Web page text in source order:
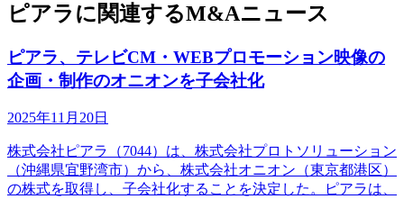
ピアラに関連するM&Aニュース
ピアラ、テレビCM・WEBプロモーション映像の
企画・制作のオニオンを子会社化
2025年11月20日
株式会社ピアラ（7044）は、株式会社プロトソリューション
（沖縄県宜野湾市）から、株式会社オニオン（東京都港区）
の株式を取得し、子会社化することを決定した。ピアラは、